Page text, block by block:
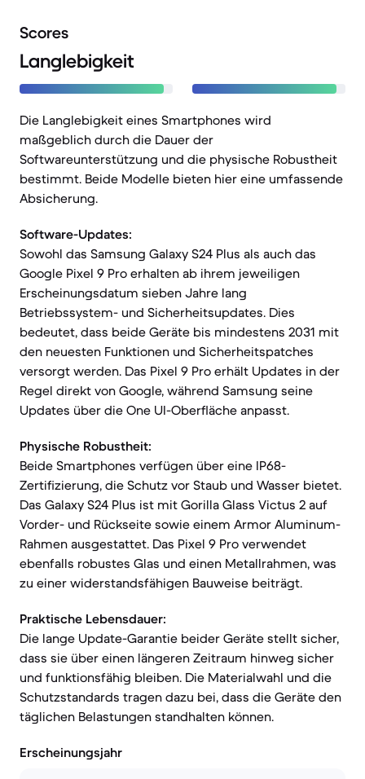
Scores
Langlebigkeit
Die Langlebigkeit eines Smartphones wird
maßgeblich durch die Dauer der
Softwareunterstützung und die physische Robustheit
bestimmt. Beide Modelle bieten hier eine umfassende
Absicherung.
Software-Updates:
Sowohl das Samsung Galaxy S24 Plus als auch das
Google Pixel 9 Pro erhalten ab ihrem jeweiligen
Erscheinungsdatum sieben Jahre lang
Betriebssystem- und Sicherheitsupdates. Dies
bedeutet, dass beide Geräte bis mindestens 2031 mit
den neuesten Funktionen und Sicherheitspatches
versorgt werden. Das Pixel 9 Pro erhält Updates in der
Regel direkt von Google, während Samsung seine
Updates über die One UI-Oberfläche anpasst.
Physische Robustheit:
Beide Smartphones verfügen über eine IP68-
Zertifizierung, die Schutz vor Staub und Wasser bietet.
Das Galaxy S24 Plus ist mit Gorilla Glass Victus 2 auf
Vorder- und Rückseite sowie einem Armor Aluminum-
Rahmen ausgestattet. Das Pixel 9 Pro verwendet
ebenfalls robustes Glas und einen Metallrahmen, was
zu einer widerstandsfähigen Bauweise beiträgt.
Praktische Lebensdauer:
Die lange Update-Garantie beider Geräte stellt sicher,
dass sie über einen längeren Zeitraum hinweg sicher
und funktionsfähig bleiben. Die Materialwahl und die
Schutzstandards tragen dazu bei, dass die Geräte den
täglichen Belastungen standhalten können.
Erscheinungsjahr